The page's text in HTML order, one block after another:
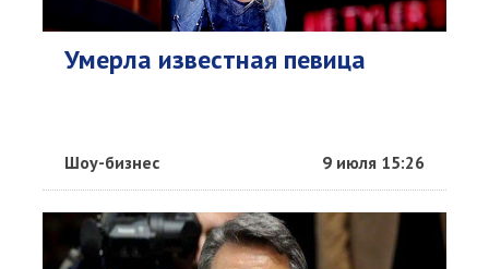
Умерла известная певица
Шоу-бизнес 9 июля 15:26